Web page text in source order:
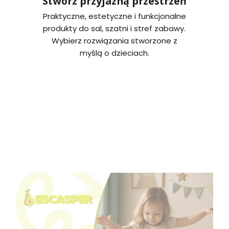
Praktyczne, estetyczne i funkcjonalne
produkty do sal, szatni i stref zabawy.
Wybierz rozwiązania stworzone z
myślą o dzieciach.